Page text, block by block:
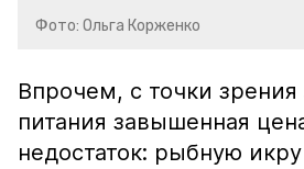
Фото: Ольга Корженко
Впрочем, с точки зрения
питания завышенная
недостаток: рыбную